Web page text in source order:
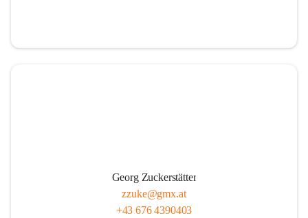
Georg Zuckerstätter
zzuke@gmx.at
+43 676 4390403